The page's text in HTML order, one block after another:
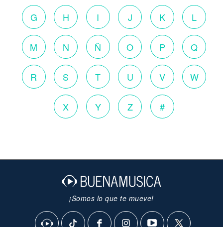
G H I J K L
M N Ñ O P Q
R S T U V W
X Y Z #
¡Somos lo que te mueve!